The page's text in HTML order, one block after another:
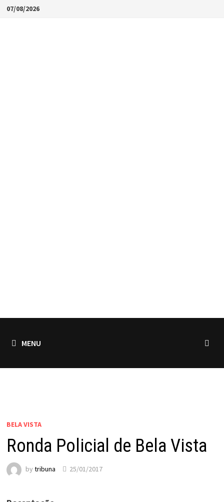
Skip07/08/2026
MENU
BELA VISTA
Ronda Policial de Bela Vista
by tribuna 25/01/2017